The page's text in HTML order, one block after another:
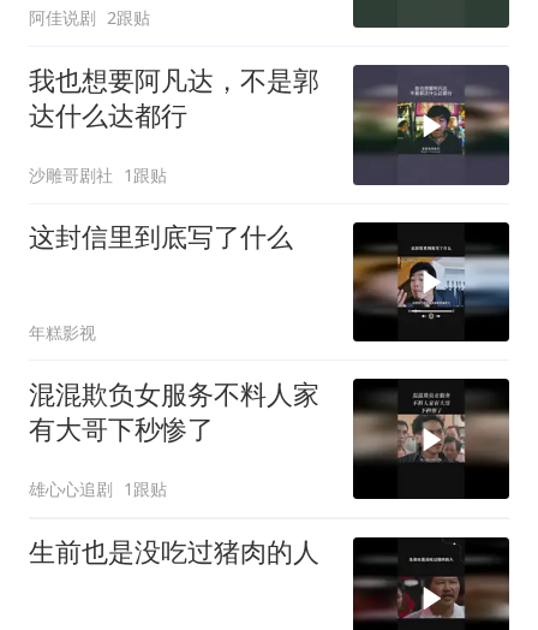
阿佳说剧 2跟贴
我也想要阿凡达，不是郭
达什么达都行
沙雕哥剧社 1跟贴
这封信里到底写了什么
年糕影视
混混欺负女服务不料人家
有大哥下秒惨了
雄心心追剧 1跟贴
生前也是没吃过猪肉的人